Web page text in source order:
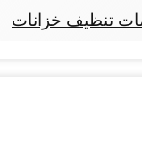
تنظيف خزانات